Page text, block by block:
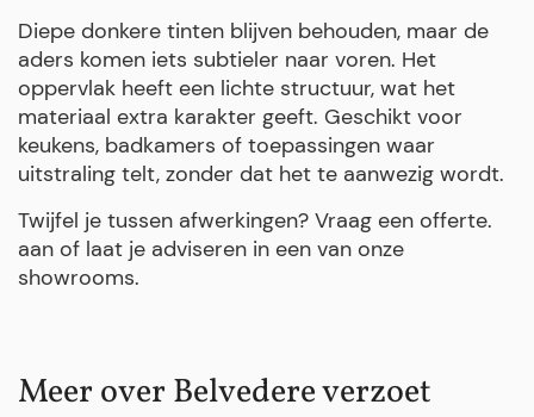
Diepe donkere tinten blijven behouden, maar de
aders komen iets subtieler naar voren. Het
oppervlak heeft een lichte structuur, wat het
materiaal extra karakter geeft. Geschikt voor
keukens, badkamers of toepassingen waar
uitstraling telt, zonder dat het te aanwezig wordt.
Twijfel je tussen afwerkingen? Vraag een offerte.
aan of laat je adviseren in een van onze
showrooms.
Meer over Belvedere verzoet